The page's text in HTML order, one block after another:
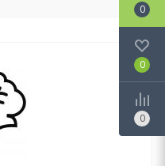
0
0
0